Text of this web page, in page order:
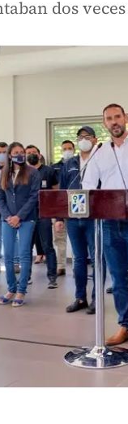
dos